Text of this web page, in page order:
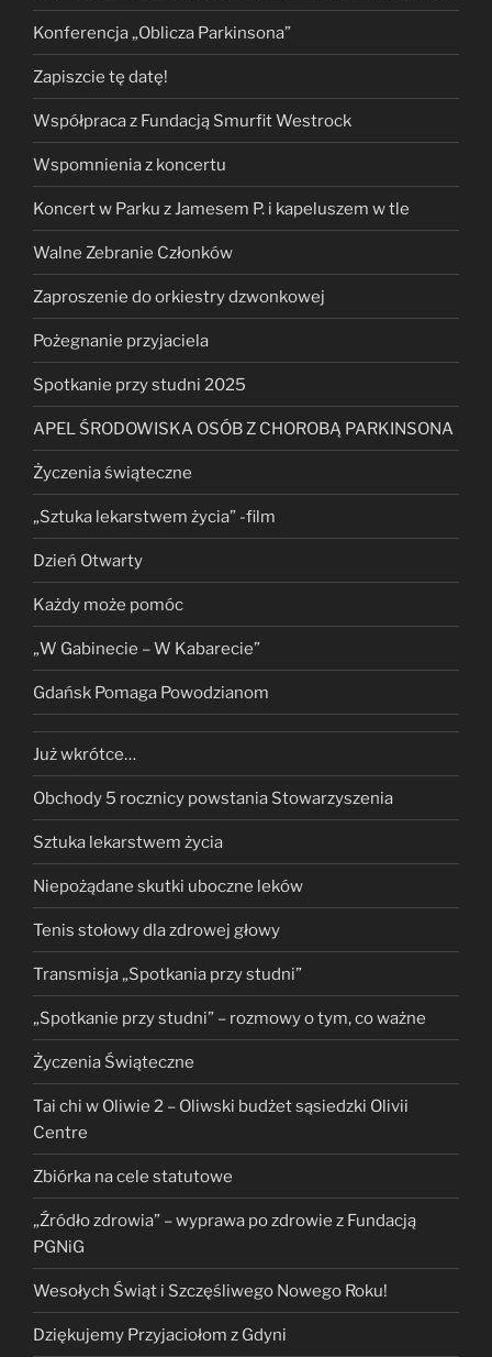
Konferencja „Oblicza Parkinsona”
Zapiszcie tę datę!
Współpraca z Fundacją Smurfit Westrock
Wspomnienia z koncertu
Koncert w Parku z Jamesem P. i kapeluszem w tle
Walne Zebranie Członków
Zaproszenie do orkiestry dzwonkowej
Pożegnanie przyjaciela
Spotkanie przy studni 2025
APEL ŚRODOWISKA OSÓB Z CHOROBĄ PARKINSONA
Życzenia świąteczne
„Sztuka lekarstwem życia” -film
Dzień Otwarty
Każdy może pomóc
„W Gabinecie – W Kabarecie”
Gdańsk Pomaga Powodzianom
Już wkrótce…
Obchody 5 rocznicy powstania Stowarzyszenia
Sztuka lekarstwem życia
Niepożądane skutki uboczne leków
Tenis stołowy dla zdrowej głowy
Transmisja „Spotkania przy studni”
„Spotkanie przy studni” – rozmowy o tym, co ważne
Życzenia Świąteczne
Tai chi w Oliwie 2 – Oliwski budżet sąsiedzki Olivii
Centre
Zbiórka na cele statutowe
„Źródło zdrowia” – wyprawa po zdrowie z Fundacją
PGNiG
Wesołych Świąt i Szczęśliwego Nowego Roku!
Dziękujemy Przyjaciołom z Gdyni